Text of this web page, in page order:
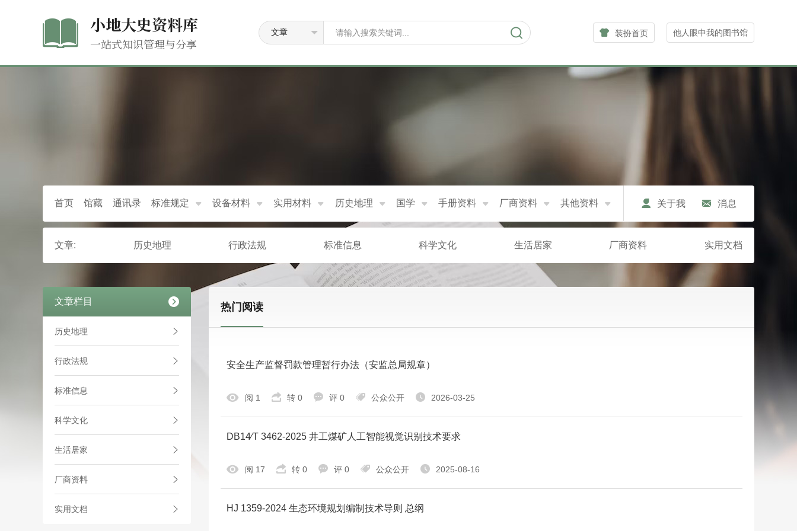
小地大史资料库
一站式知识管理与分享
装扮首页 他人眼中我的图书馆
首页 馆藏 通讯录 标准规定 设备材料 实用材料 历史地理 国学 手册资料 厂商资料 其他资料 关于我 消息
文章: 历史地理 行政法规 标准信息 科学文化 生活居家 厂商资料 实用文档
文章栏目
历史地理
行政法规
标准信息
科学文化
生活居家
厂商资料
实用文档
热门阅读
安全生产监督罚款管理暂行办法（安监总局规章）
阅 1 转 0 评 0 公众公开 2026-03-25
DB14∕T 3462-2025 井工煤矿人工智能视觉识别技术要求
阅 17 转 0 评 0 公众公开 2025-08-16
HJ 1359-2024 生态环境规划编制技术导则 总纲